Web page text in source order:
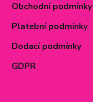
Obchodní podmínky
Platební podmínky
Dodací podmínky
GDPR